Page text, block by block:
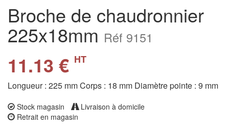
Broche de chaudronnier
225x18mm Réf 9151
11.13 € HT
Longueur : 225 mm Corps : 18 mm Diamètre pointe : 9 mm
Stock magasin
Livraison à domicile
Retrait en magasin